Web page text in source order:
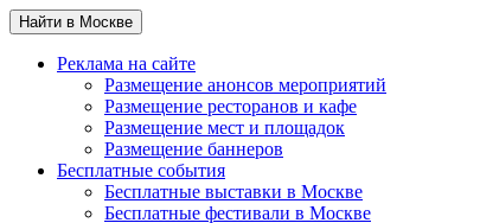
Найти в Москве
Реклама на сайте
Размещение анонсов мероприятий
Размещение ресторанов и кафе
Размещение мест и площадок
Размещение баннеров
Бесплатные события
Бесплатные выставки в Москве
Бесплатные фестивали в Москве